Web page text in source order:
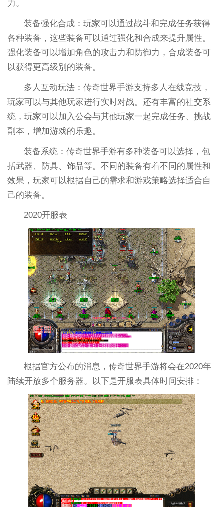
力。
装备强化合成：玩家可以通过战斗和完成任务获得
各种装备，这些装备可以通过强化和合成来提升属性。
强化装备可以增加角色的攻击力和防御力，合成装备可
以获得更高级别的装备。
多人互动玩法：传奇世界手游支持多人在线竞技，
玩家可以与其他玩家进行实时对战。还有丰富的社交系
统，玩家可以加入公会与其他玩家一起完成任务、挑战
副本，增加游戏的乐趣。
装备系统：传奇世界手游有多种装备可以选择，包
括武器、防具、饰品等。不同的装备有着不同的属性和
效果，玩家可以根据自己的需求和游戏策略选择适合自
己的装备。
2020开服表
根据官方公布的消息，传奇世界手游将会在2020年
陆续开放多个服务器。以下是开服表具体时间安排：